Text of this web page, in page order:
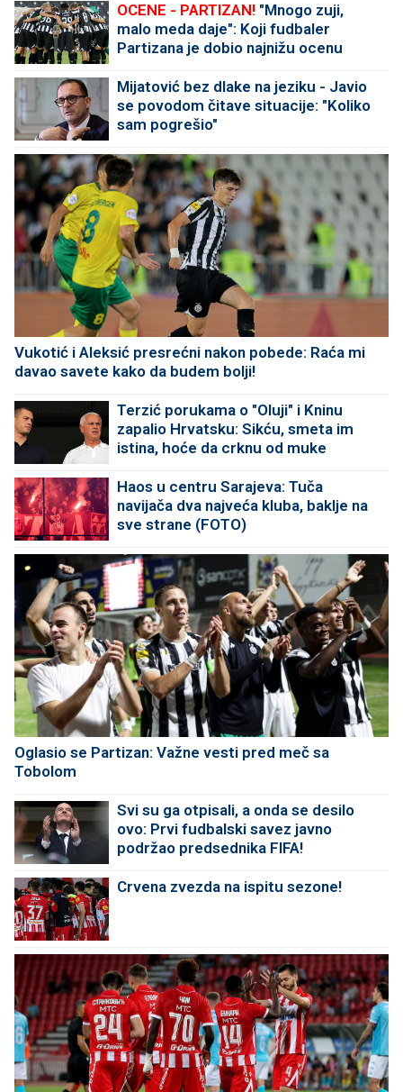
OCENE - PARTIZAN! "Mnogo zuji,
malo meda daje": Koji fudbaler
Partizana je dobio najnižu ocenu
Mijatović bez dlake na jeziku - Javio
se povodom čitave situacije: "Koliko
sam pogrešio"
Vukotić i Aleksić presrećni nakon pobede: Raća mi
davao savete kako da budem bolji!
Terzić porukama o "Oluji" i Kninu
zapalio Hrvatsku: Sikću, smeta im
istina, hoće da crknu od muke
Haos u centru Sarajeva: Tuča
navijača dva najveća kluba, baklje na
sve strane (FOTO)
Oglasio se Partizan: Važne vesti pred meč sa
Tobolom
Svi su ga otpisali, a onda se desilo
ovo: Prvi fudbalski savez javno
podržao predsednika FIFA!
Crvena zvezda na ispitu sezone!